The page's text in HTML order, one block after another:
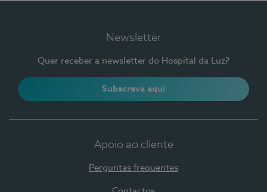
Newsletter
Quer receber a newsletter do Hospital da Luz?
Subscreva aqui
Apoio ao cliente
Perguntas frequentes